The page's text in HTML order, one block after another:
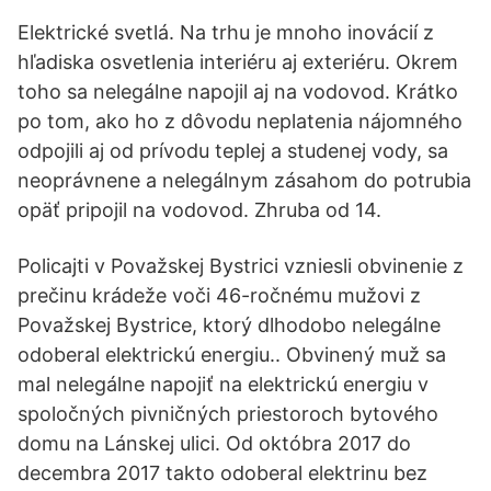
Elektrické svetlá. Na trhu je mnoho inovácií z
hľadiska osvetlenia interiéru aj exteriéru. Okrem
toho sa nelegálne napojil aj na vodovod. Krátko
po tom, ako ho z dôvodu neplatenia nájomného
odpojili aj od prívodu teplej a studenej vody, sa
neoprávnene a nelegálnym zásahom do potrubia
opäť pripojil na vodovod. Zhruba od 14.
Policajti v Považskej Bystrici vzniesli obvinenie z
prečinu krádeže voči 46-ročnému mužovi z
Považskej Bystrice, ktorý dlhodobo nelegálne
odoberal elektrickú energiu.. Obvinený muž sa
mal nelegálne napojiť na elektrickú energiu v
spoločných pivničných priestoroch bytového
domu na Lánskej ulici. Od októbra 2017 do
decembra 2017 takto odoberal elektrinu bez